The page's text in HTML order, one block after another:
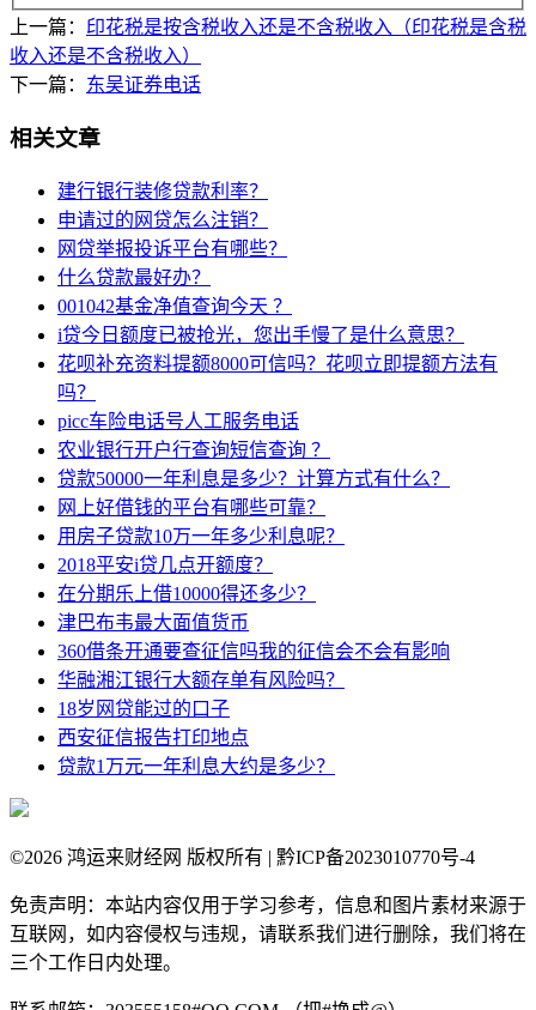
上一篇： 印花税是按含税收入还是不含税收入（印花税是含税
收入还是不含税收入）
下一篇： 东吴证券电话
相关文章
建行银行装修贷款利率？
申请过的网贷怎么注销？
网贷举报投诉平台有哪些？
什么贷款最好办？
001042基金净值查询今天 ？
i贷今日额度已被抢光，您出手慢了是什么意思？
花呗补充资料提额8000可信吗？花呗立即提额方法有
吗？
picc车险电话号人工服务电话
农业银行开户行查询短信查询 ？
贷款50000一年利息是多少？计算方式有什么？
网上好借钱的平台有哪些可靠？
用房子贷款10万一年多少利息呢？
2018平安i贷几点开额度？
在分期乐上借10000得还多少？
津巴布韦最大面值货币
360借条开通要查征信吗我的征信会不会有影响
华融湘江银行大额存单有风险吗？
18岁网贷能过的口子
西安征信报告打印地点
贷款1万元一年利息大约是多少？
©2026 鸿运来财经网 版权所有 | 黔ICP备2023010770号-4
免责声明：本站内容仅用于学习参考，信息和图片素材来源于
互联网，如内容侵权与违规，请联系我们进行删除，我们将在
三个工作日内处理。